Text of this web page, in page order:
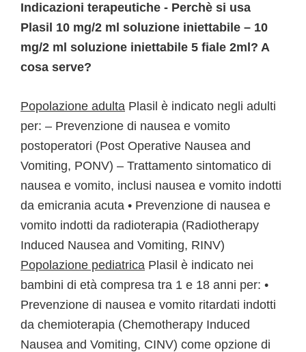
Indicazioni terapeutiche - Perchè si usa
Plasil 10 mg/2 ml soluzione iniettabile – 10
mg/2 ml soluzione iniettabile 5 fiale 2ml? A
cosa serve?
Popolazione adulta Plasil è indicato negli adulti
per: – Prevenzione di nausea e vomito
postoperatori (Post Operative Nausea and
Vomiting, PONV) – Trattamento sintomatico di
nausea e vomito, inclusi nausea e vomito indotti
da emicrania acuta • Prevenzione di nausea e
vomito indotti da radioterapia (Radiotherapy
Induced Nausea and Vomiting, RINV)
Popolazione pediatrica Plasil è indicato nei
bambini di età compresa tra 1 e 18 anni per: •
Prevenzione di nausea e vomito ritardati indotti
da chemioterapia (Chemotherapy Induced
Nausea and Vomiting, CINV) come opzione di